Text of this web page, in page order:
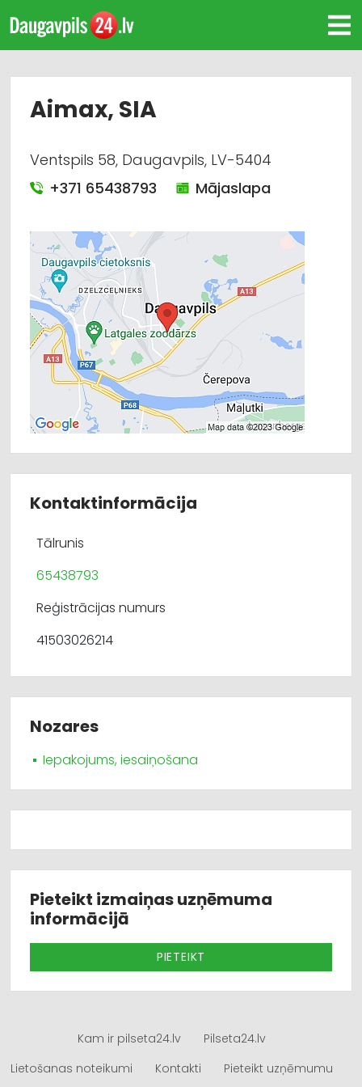
Aimax, SIA
Ventspils 58, Daugavpils, LV-5404
+371 65438793
Mājaslapa
Kontaktinformācija
Tālrunis
65438793
Reģistrācijas numurs
41503026214
Nozares
Iepakojums, iesaiņošana
Pieteikt izmaiņas uzņēmuma
informācijā
PIETEIKT
Kam ir pilseta24.lv
Pilseta24.lv
Lietošanas noteikumi
Kontakti Pieteikt uzņēmumu